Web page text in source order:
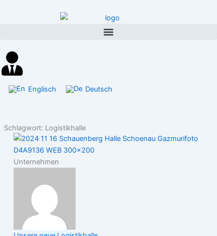
Englisch Deutsch
Schlagwort: Logistikhalle
Unternehmen